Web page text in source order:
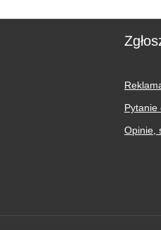
Pytanie
Opinie,